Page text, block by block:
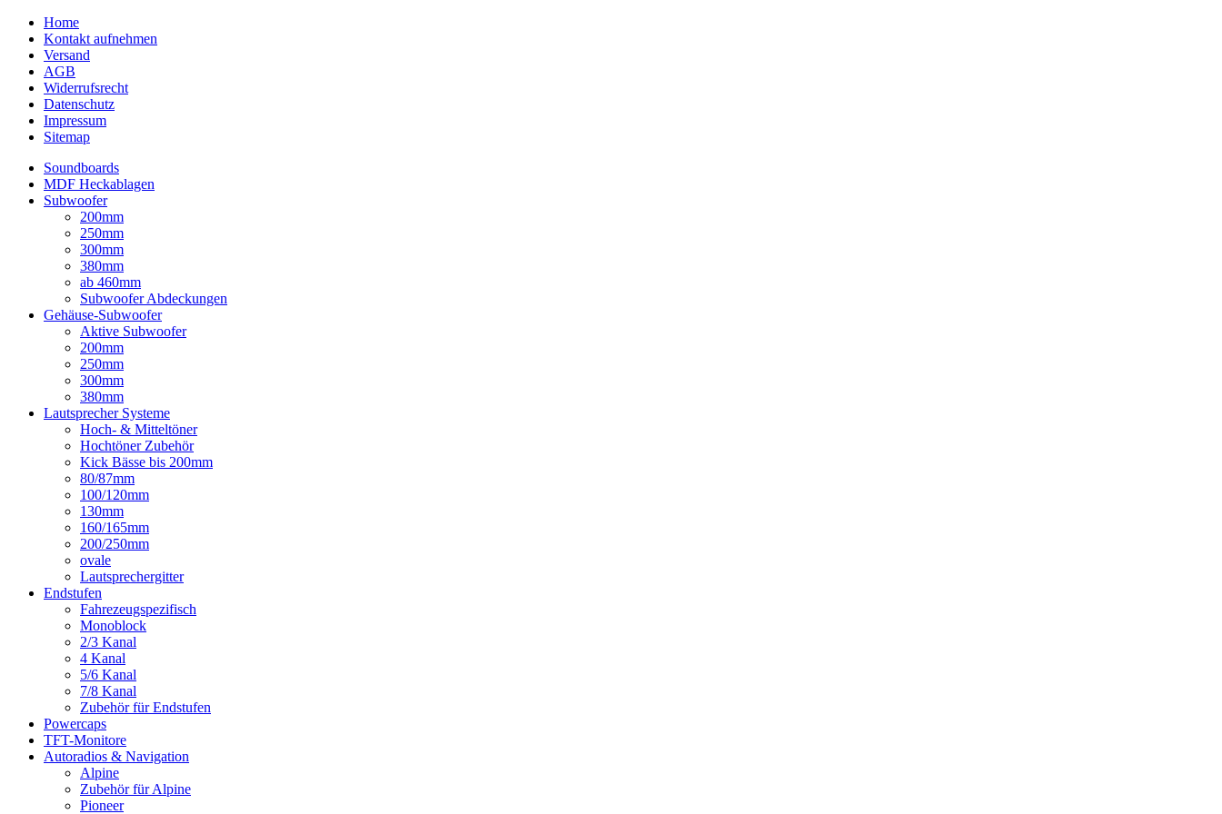
Home
Kontakt aufnehmen
Versand
AGB
Widerrufsrecht
Datenschutz
Impressum
Sitemap
Soundboards
MDF Heckablagen
Subwoofer
200mm
250mm
300mm
380mm
ab 460mm
Subwoofer Abdeckungen
Gehäuse-Subwoofer
Aktive Subwoofer
200mm
250mm
300mm
380mm
Lautsprecher Systeme
Hoch- & Mitteltöner
Hochtöner Zubehör
Kick Bässe bis 200mm
80/87mm
100/120mm
130mm
160/165mm
200/250mm
ovale
Lautsprechergitter
Endstufen
Fahrezeugspezifisch
Monoblock
2/3 Kanal
4 Kanal
5/6 Kanal
7/8 Kanal
Zubehör für Endstufen
Powercaps
TFT-Monitore
Autoradios & Navigation
Alpine
Zubehör für Alpine
Pioneer